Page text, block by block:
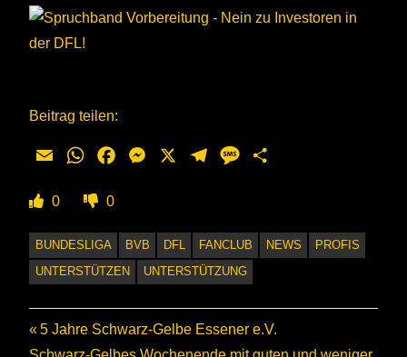
Beitrag teilen:
Email WhatsAppFacebookMessengerTelegramMessage
0 0
BUNDESLIGA BVB DFL FANCLUB NEWS
PROFIS
UNTERSTÜTZEN
UNTERSTÜTZUNG
Beitragsnavigation
Vorheriger
5 Jahre Schwarz-Gelbe Essener e.V.